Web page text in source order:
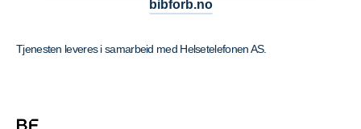
bibforb.no
Tjenesten leveres i samarbeid med Helsetelefonen AS.